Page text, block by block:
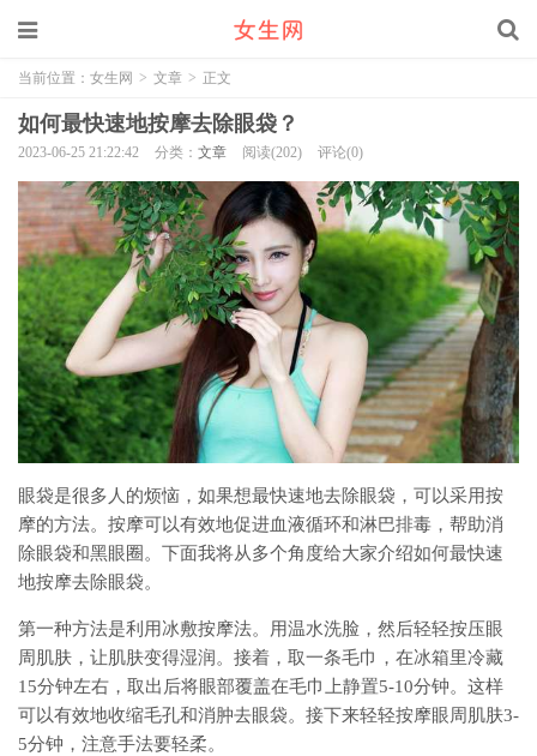
当前位置： 女生网 > 文章 > 正文
如何最快速地按摩去除眼袋？
2023-06-25 21:22:42 分类： 文章 阅读(202) 评论(0)
眼袋是很多人的烦恼，如果想最快速地去除眼袋，可以采用按
摩的方法。按摩可以有效地促进血液循环和淋巴排毒，帮助消
除眼袋和黑眼圈。下面我将从多个角度给大家介绍如何最快速
地按摩去除眼袋。
第一种方法是利用冰敷按摩法。用温水洗脸，然后轻轻按压眼
周肌肤，让肌肤变得湿润。接着，取一条毛巾，在冰箱里冷藏
15分钟左右，取出后将眼部覆盖在毛巾上静置5-10分钟。这样
可以有效地收缩毛孔和消肿去眼袋。接下来轻轻按摩眼周肌肤3-
5分钟，注意手法要轻柔。